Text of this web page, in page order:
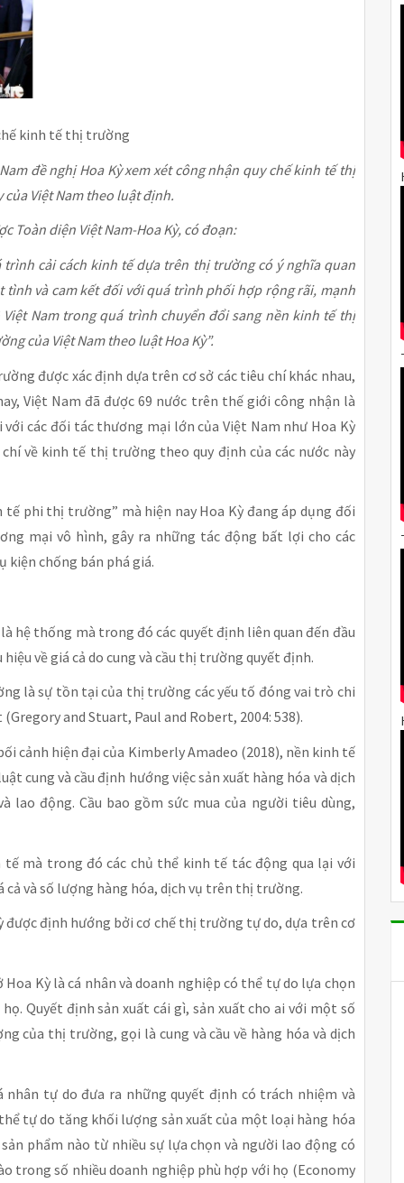
kinh tế thị trường
đề nghị Hoa Kỳ xem xét công nhận quy chế kinh tế thị
Việt Nam theo luật định.
Toàn diện Việt Nam-Hoa Kỳ, có đoạn:
cải cách kinh tế dựa trên thị trường có ý nghĩa quan
và cam kết đối với quá trình phối hợp rộng rãi, mạnh
Nam trong quá trình chuyển đổi sang nền kinh tế thị
của Việt Nam theo luật Hoa Kỳ”.
được xác định dựa trên cơ sở các tiêu chí khác nhau,
Việt Nam đã được 69 nước trên thế giới công nhận là
các đối tác thương mại lớn của Việt Nam như Hoa Kỳ
về kinh tế thị trường theo quy định của các nước này
phi thị trường” mà hiện nay Hoa Kỳ đang áp dụng đối
mại vô hình, gây ra những tác động bất lợi cho các
kiện chống bán phá giá.
hệ thống mà trong đó các quyết định liên quan đến đầu
về giá cả do cung và cầu thị trường quyết định.
là sự tồn tại của thị trường các yếu tố đóng vai trò chi
and Stuart, Paul and Robert, 2004: 538).
cảnh hiện đại của Kimberly Amadeo (2018), nền kinh tế
cung và cầu định hướng việc sản xuất hàng hóa và dịch
lao động. Cầu bao gồm sức mua của người tiêu dùng,
mà trong đó các chủ thể kinh tế tác động qua lại với
cả và số lượng hàng hóa, dịch vụ trên thị trường.
được định hướng bởi cơ chế thị trường tự do, dựa trên cơ
Kỳ là cá nhân và doanh nghiệp có thể tự do lựa chọn
Quyết định sản xuất cái gì, sản xuất cho ai với một số
của thị trường, gọi là cung và cầu về hàng hóa và dịch
tự do đưa ra những quyết định có trách nhiệm và
tự do tăng khối lượng sản xuất của một loại hàng hóa
phẩm nào từ nhiều sự lựa chọn và người lao động có
trong số nhiều doanh nghiệp phù hợp với họ (Economy